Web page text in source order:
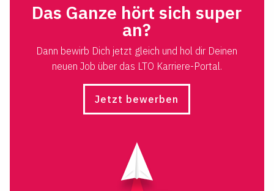
Das Ganze hört sich super
an?
Dann bewirb Dich jetzt gleich und hol dir Deinen
neuen Job über das LTO Karriere-Portal.
Jetzt bewerben